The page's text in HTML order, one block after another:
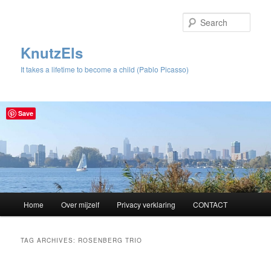
KnutzEls
It takes a lifetime to become a child (Pablo Picasso)
Skip
Skip
Home Over mijzelf Privacy verklaring CONTACT
TAG ARCHIVES: ROSENBERG TRIO
Save